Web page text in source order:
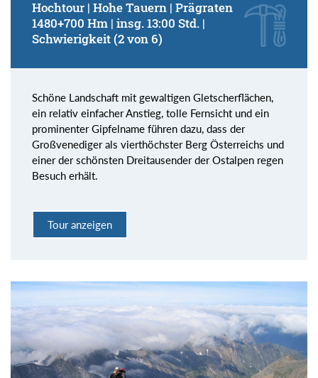
Hochtour | Hohe Tauern | Prägraten
1480+700 Hm | insg. 13:00 Std. |
Schwierigkeit (2 von 6)
Schöne Landschaft mit gewaltigen Gletscherflächen,
ein relativ einfacher Anstieg, tolle Fernsicht und ein
prominenter Gipfelname führen dazu, dass der
Großvenediger als vierthöchster Berg Österreichs und
einer der schönsten Dreitausender der Ostalpen regen
Besuch erhält.
Tour anzeigen